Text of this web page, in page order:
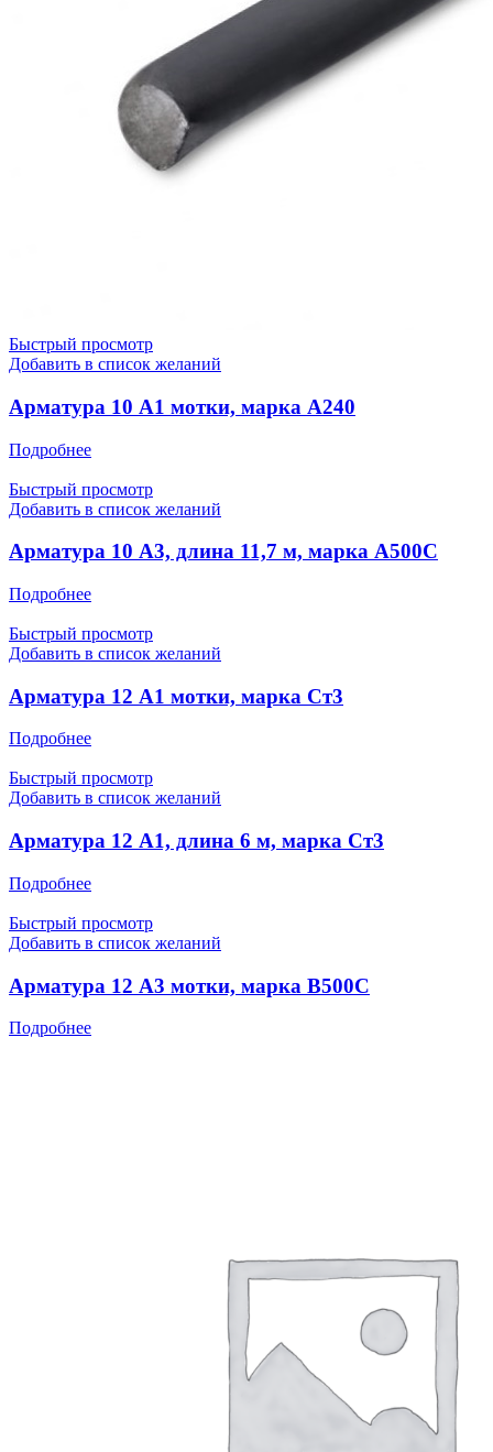
Быстрый просмотр
Добавить в список желаний
Арматура 10 А1 мотки, марка А240
Подробнее
Быстрый просмотр
Добавить в список желаний
Арматура 10 А3, длина 11,7 м, марка А500С
Подробнее
Быстрый просмотр
Добавить в список желаний
Арматура 12 А1 мотки, марка Ст3
Подробнее
Быстрый просмотр
Добавить в список желаний
Арматура 12 А1, длина 6 м, марка Ст3
Подробнее
Быстрый просмотр
Добавить в список желаний
Арматура 12 А3 мотки, марка В500С
Подробнее